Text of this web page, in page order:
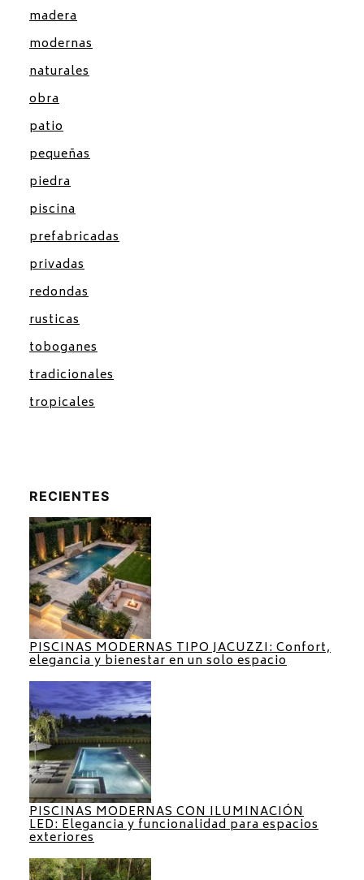
madera
modernas
naturales
obra
patio
pequeñas
piedra
piscina
prefabricadas
privadas
redondas
rusticas
toboganes
tradicionales
tropicales
RECIENTES
PISCINAS MODERNAS TIPO JACUZZI: Confort,
elegancia y bienestar en un solo espacio
PISCINAS MODERNAS CON ILUMINACIÓN
LED: Elegancia y funcionalidad para espacios
exteriores